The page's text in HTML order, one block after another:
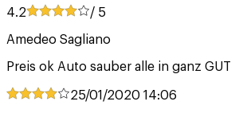
4.2 / 5
Amedeo Sagliano
Preis ok Auto sauber alle in ganz GUT
25/01/2020 14:06